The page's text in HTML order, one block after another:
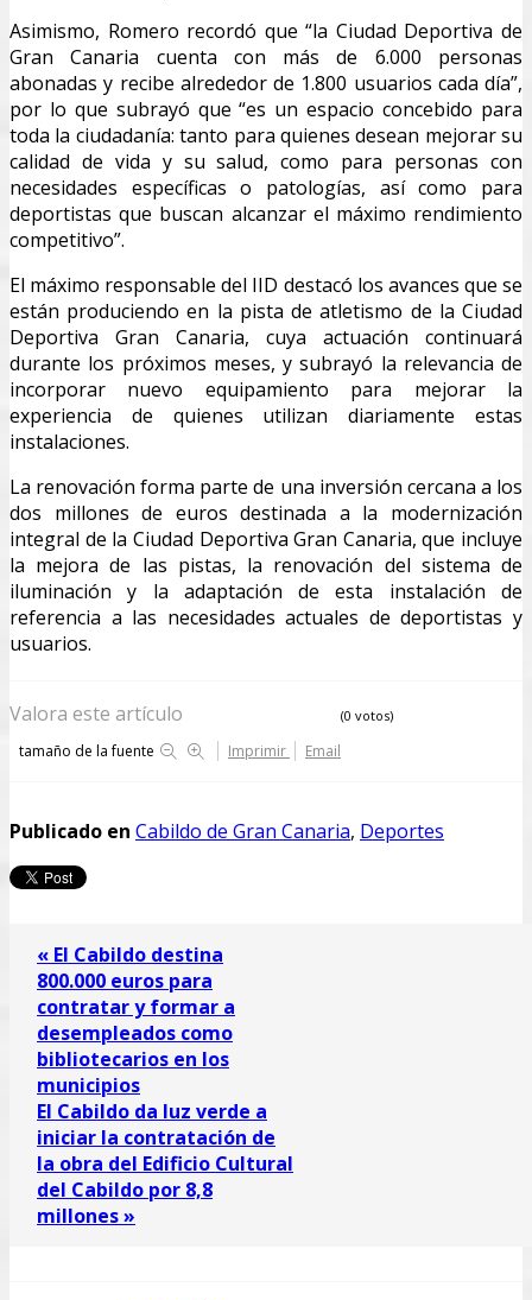
Asimismo, Romero recordó que “la Ciudad Deportiva de
Gran Canaria cuenta con más de 6.000 personas
abonadas y recibe alrededor de 1.800 usuarios cada día”,
por lo que subrayó que “es un espacio concebido para
toda la ciudadanía: tanto para quienes desean mejorar su
calidad de vida y su salud, como para personas con
necesidades específicas o patologías, así como para
deportistas que buscan alcanzar el máximo rendimiento
competitivo”.
El máximo responsable del IID destacó los avances que se
están produciendo en la pista de atletismo de la Ciudad
Deportiva Gran Canaria, cuya actuación continuará
durante los próximos meses, y subrayó la relevancia de
incorporar nuevo equipamiento para mejorar la
experiencia de quienes utilizan diariamente estas
instalaciones.
La renovación forma parte de una inversión cercana a los
dos millones de euros destinada a la modernización
integral de la Ciudad Deportiva Gran Canaria, que incluye
la mejora de las pistas, la renovación del sistema de
iluminación y la adaptación de esta instalación de
referencia a las necesidades actuales de deportistas y
usuarios.
Valora este artículo (0 votos)
tamaño de la fuente Imprimir Email
Publicado en Cabildo de Gran Canaria, Deportes
« El Cabildo destina
800.000 euros para
contratar y formar a
desempleados como
bibliotecarios en los
municipios
El Cabildo da luz verde a
iniciar la contratación de
la obra del Edificio Cultural
del Cabildo por 8,8
millones »